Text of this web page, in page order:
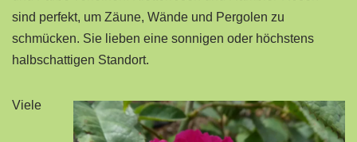
sind perfekt, um Zäune, Wände und Pergolen zu
schmücken. Sie lieben eine sonnigen oder höchstens
halbschattigen Standort.
Viele